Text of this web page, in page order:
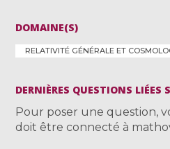
DOMAINE(S)
RELATIVITÉ GÉNÉRALE ET
DERNIÈRES QUESTIONS LIÉES
Pour poser une question,
doit être connecté à